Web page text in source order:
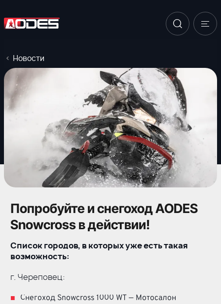
Новости
Попробуйте и снегоход AODES
Snowcross в действии!
Список городов, в которых уже есть такая
возможность:
г. Череповец:
Снегоход Snowcross 1000 WT — Мотосалон